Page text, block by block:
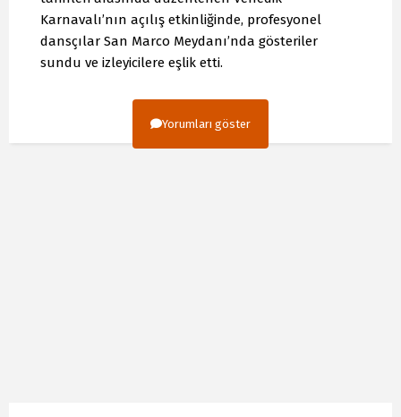
Karnavalı’nın açılış etkinliğinde, profesyonel
dansçılar San Marco Meydanı’nda gösteriler
sundu ve izleyicilere eşlik etti.
Yorumları göster